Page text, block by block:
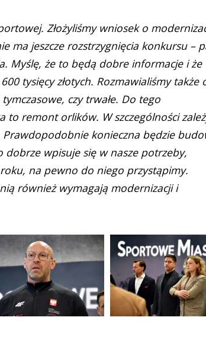
Złożyliśmy wniosek o
ma jeszcze rozstrzygnięcia konkursu –
Myślę, że to będą dobre informacje i że
tysięcy złotych. Rozmawialiśmy także
czy trwałe. Do tego
to remont orlików. W szczególności
konieczna będzie
wpisuje się w nasze potrzeby,
na pewno do niego przystąpimy.
również wymagają modernizacji i